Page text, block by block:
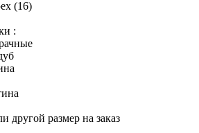
(16)
:
другой размер на заказ